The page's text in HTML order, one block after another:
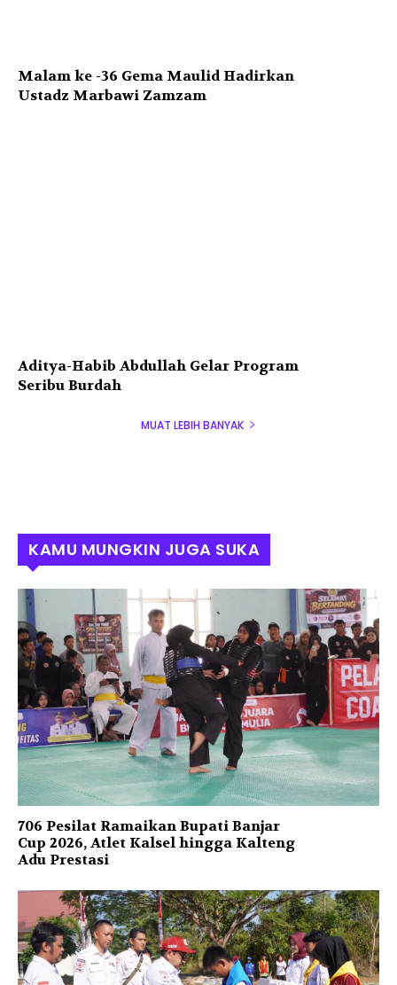
Malam ke -36 Gema Maulid Hadirkan
Ustadz Marbawi Zamzam
Aditya-Habib Abdullah Gelar Program
Seribu Burdah
MUAT LEBIH BANYAK
KAMU MUNGKIN JUGA SUKA
706 Pesilat Ramaikan Bupati Banjar
Cup 2026, Atlet Kalsel hingga Kalteng
Adu Prestasi